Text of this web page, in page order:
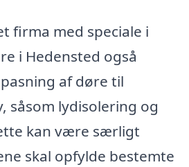
firma med speciale i
i Hedensted også
af døre til
såsom lydisolering og
kan være særligt
skal opfylde bestemte